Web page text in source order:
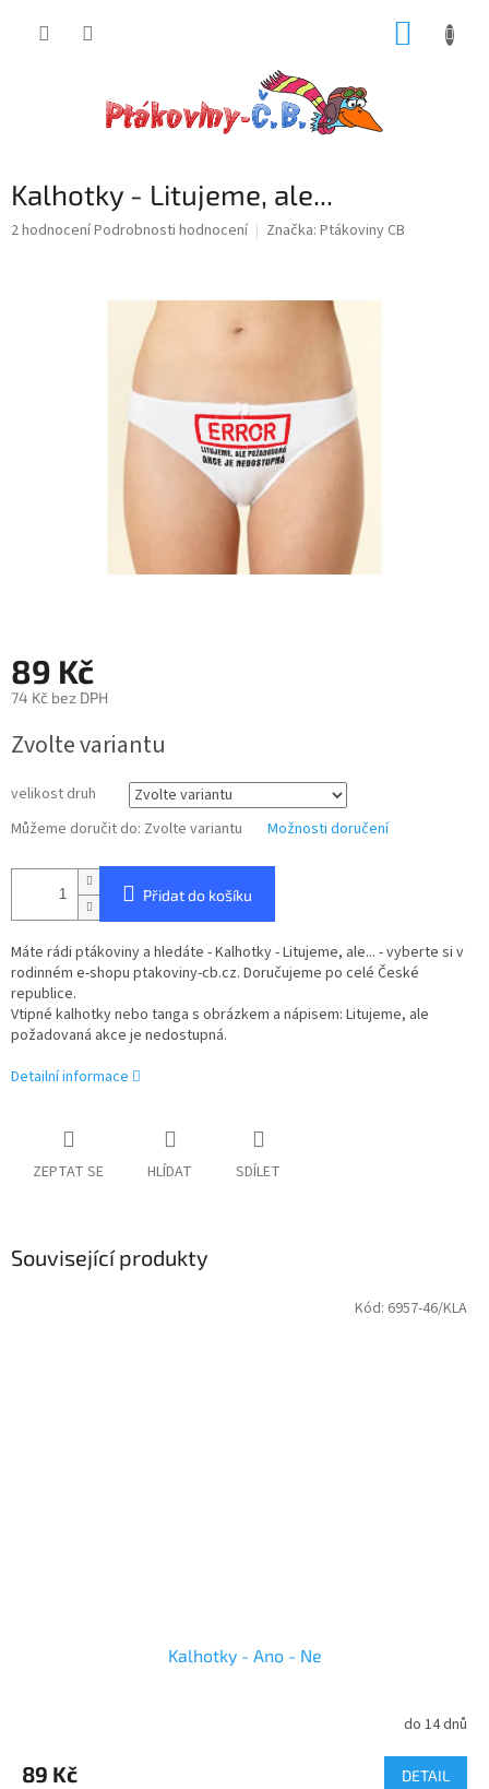
Kalhotky - Litujeme, ale...
Průměrné
2 hodnoceníPodrobnosti hodnocení Značka: Ptákoviny CB
89 Kč
74 Kč bez DPH
cena:
Zvolte variantu
velikost druh
Můžeme doručit do: Zvolte variantu Možnosti doručení
Přidat do košíku
Máte rádi ptákoviny a hledáte - Kalhotky - Litujeme, ale... - vyberte si v
rodinném e-shopu ptakoviny-cb.cz. Doručujeme po celé České
republice.
Vtipné kalhotky nebo tanga s obrázkem a nápisem: Litujeme, ale
požadovaná akce je nedostupná.
Detailní informace
ZEPTAT SE HLÍDAT SDÍLET
Související produkty
Kalhotky - Ano - Ne
do 14 dnů
89 Kč DETAIL
Kód: 6957-46/KLA